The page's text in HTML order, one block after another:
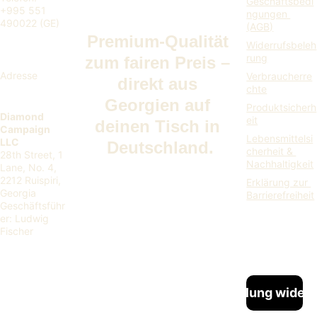
Premium-Qualität
zum fairen Preis –
direkt aus
Georgien auf
deinen Tisch in
Deutschland.
+995 551
490022 (GE)
Diamond
Campaign
LLC
28th Street, 1
Lane, No. 4,
2212 Ruispiri,
Georgia
Geschäftsführ
er: Ludwig
Fischer
Adresse
ngungen
(AGB)
Widerrufsbeleh
rung
Verbraucherre
chte
Produktsicherh
eit
Lebensmittelsi
cherheit &
Nachhaltigkeit
Erklärung zur
Barrierefreiheit
Bestellung